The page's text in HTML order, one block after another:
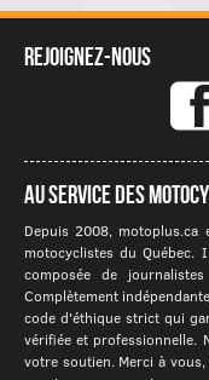
Rejoignez-nous
Au service des
Depuis 2008, motoplus.ca
motocyclistes du Québec.
composée de
Complètement
code d'éthique strict qui
vérifiée et professionnelle.
votre soutien. Merci à